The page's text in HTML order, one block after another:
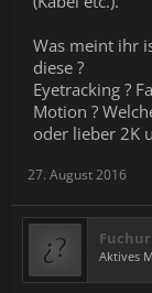
Was meint ihr
diese ?
Eyetracking ?
Motion ?
oder lieber 2K
27. August 2016
Fuchur
Aktives